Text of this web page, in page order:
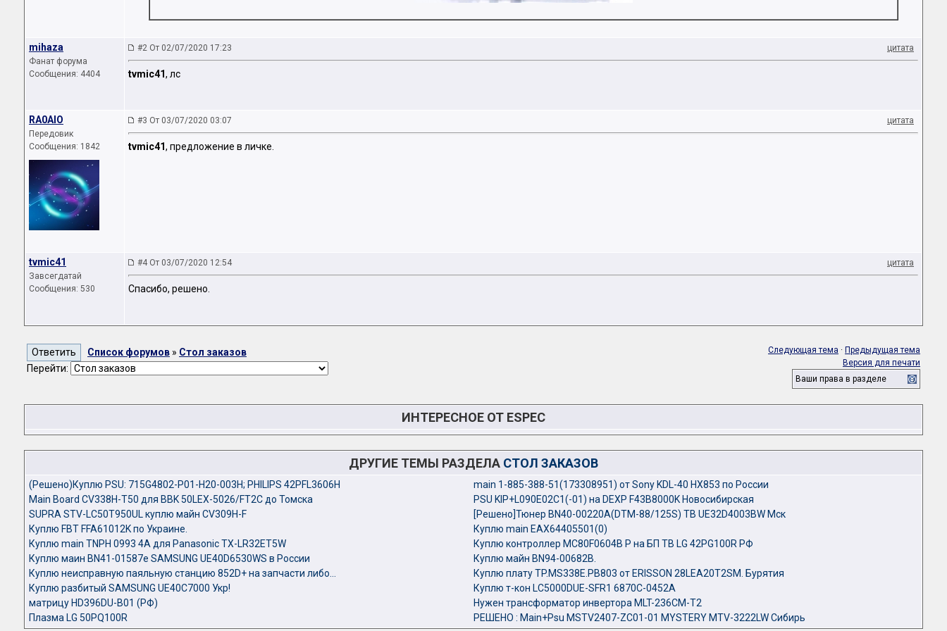
mihaza
Фанат форума
Сообщения: 4404
#2 От 02/07/2020 17:23 цитата
tvmic41, лс
RA0AIO
Передовик
Сообщения: 1842
#3 От 03/07/2020 03:07 цитата
tvmic41, предложение в личке.
tvmic41
Завсегдатай
Сообщения: 530
#4 От 03/07/2020 12:54 цитата
Спасибо, решено.
Список форумов » Стол заказов
Перейти:
Следующая тема · Предыдущая тема
Версия для печати
Ваши права в разделе
ИНТЕРЕСНОЕ ОТ ESPEC
ДРУГИЕ ТЕМЫ РАЗДЕЛА СТОЛ ЗАКАЗОВ
(Решено)Куплю PSU: 715G4802-P01-H20-003H; PHILIPS 42PFL3606H
main 1-885-388-51(173308951) от Sony KDL-40 HX853 по России
Main Board CV338H-T50 для BBK 50LEX-5026/FT2C до Томска
PSU KIP+L090E02C1(-01) на DEXP F43B8000K Новосибирская
SUPRA STV-LC50T950UL куплю майн CV309H-F
[Решено]Тюнер BN40-00220A(DTM-88/125S) ТВ UE32D4003BW Мск
Куплю FBT FFA61012K по Украине.
Куплю main EAX64405501(0)
Куплю main TNPH 0993 4A для Panasonic TX-LR32ET5W
Куплю контроллер MC80F0604B P на БП ТВ LG 42PG100R РФ
Куплю маин BN41-01587e SAMSUNG UE40D6530WS в России
Куплю майн BN94-00682B.
Куплю неисправную паяльную станцию 852D+ на запчасти либо...
Куплю плату TP.MS338E.PB803 от ERISSON 28LEA20T2SM. Бурятия
Куплю разбитый SAMSUNG UE40C7000 Укр!
Куплю т-кон LC5000DUE-SFR1 6870C-0452A
матрицу HD396DU-B01 (РФ)
Нужен трансформатор инвертора MLT-236CM-T2
Плазма LG 50PQ100R
РЕШЕНО : Main+Psu MSTV2407-ZC01-01 MYSTERY MTV-3222LW Сибирь